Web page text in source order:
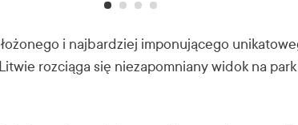
i najbardziej imponującego
rozciąga się niezapomniany widok na